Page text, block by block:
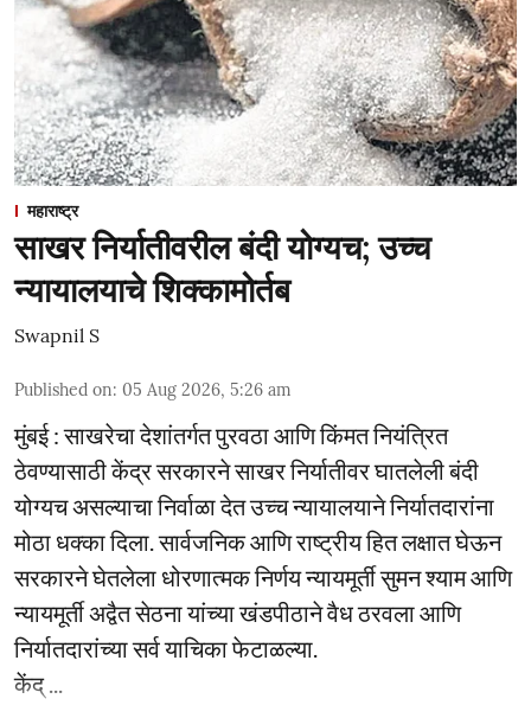
महाराष्ट्र
साखर निर्यातीवरील बंदी योग्यच; उच्च
न्यायालयाचे शिक्कामोर्तब
Swapnil S
Published on: 05 Aug 2026, 5:26 am
मुंबई : साखरेचा देशांतर्गत पुरवठा आणि किंमत नियंत्रित
ठेवण्यासाठी केंद्र सरकारने साखर निर्यातीवर घातलेली बंदी
योग्यच असल्याचा निर्वाळा देत उच्च न्यायालयाने निर्यातदारांना
मोठा धक्का दिला. सार्वजनिक आणि राष्ट्रीय हित लक्षात घेऊन
सरकारने घेतलेला धोरणात्मक निर्णय न्यायमूर्ती सुमन श्याम आणि
न्यायमूर्ती अद्वैत सेठना यांच्या खंडपीठाने वैध ठरवला आणि
निर्यातदारांच्या सर्व याचिका फेटाळल्या.
केंद् ...